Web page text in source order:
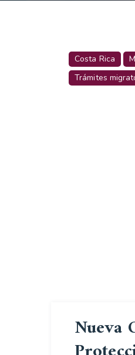
Costa Rica
Trámites
Nueva